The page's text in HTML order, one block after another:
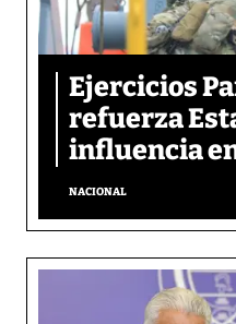
Ejercicios
refuerza
influencia
NACIONAL